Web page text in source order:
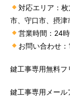
対応エリア：
市、守口市、摂
営業時間：24
お問い合わせ
鍵工事専用無料
鍵工事専用メー